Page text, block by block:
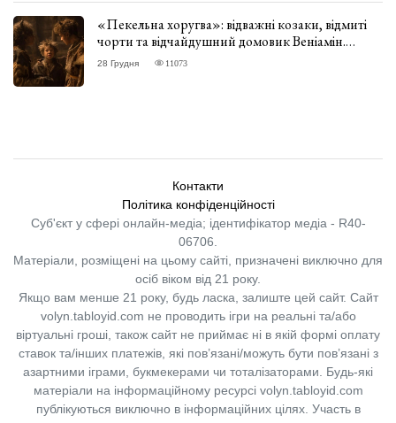
«Пекельна хоругва»: відважні козаки, відмиті
чорти та відчайдушний домовик Веніамін.
ВІДГУК
28 Грудня 11073
Контакти
Політика конфіденційності
Суб'єкт у сфері онлайн-медіа; ідентифікатор медіа - R40-
06706.
Матеріали, розміщені на цьому сайті, призначені виключно для
осіб віком від 21 року.
Якщо вам менше 21 року, будь ласка, залиште цей сайт. Сайт
volyn.tabloyid.com не проводить ігри на реальні та/або
віртуальні гроші, також сайт не приймає ні в якій формі оплату
ставок та/інших платежів, які пов’язані/можуть бути пов’язані з
азартними іграми, букмекерами чи тоталізаторами. Будь-які
матеріали на інформаційному ресурсі volyn.tabloyid.com
публікуються виключно в інформаційних цілях. Участь в